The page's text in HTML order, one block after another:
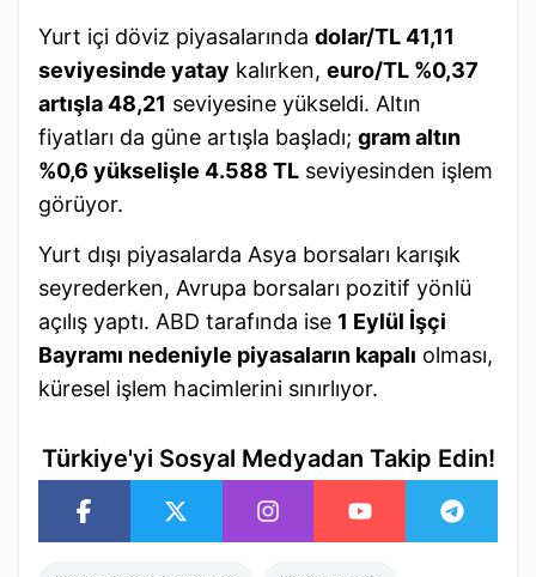
Yurt içi döviz piyasalarında dolar/TL 41,11
seviyesinde yatay kalırken, euro/TL %0,37
artışla 48,21 seviyesine yükseldi. Altın
fiyatları da güne artışla başladı; gram altın
%0,6 yükselişle 4.588 TL seviyesinden işlem
görüyor.
Yurt dışı piyasalarda Asya borsaları karışık
seyrederken, Avrupa borsaları pozitif yönlü
açılış yaptı. ABD tarafında ise 1 Eylül İşçi
Bayramı nedeniyle piyasaların kapalı olması,
küresel işlem hacimlerini sınırlıyor.
Türkiye'yi Sosyal Medyadan Takip Edin!